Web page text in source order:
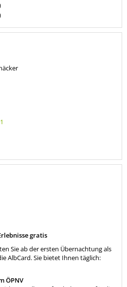
gratis
Sie ab der ersten Übernachtung als
AlbCard. Sie bietet Ihnen täglich:
ÖPNV